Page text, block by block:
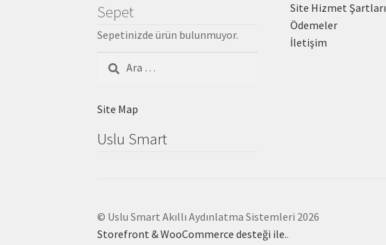
Sepet
Sepetinizde ürün bulunmuyor.
Site Map
Uslu Smart
Site Hizmet Şartları
Ödemeler
İletişim
© Uslu Smart Akıllı Aydınlatma Sistemleri 2026
Storefront & WooCommerce desteği ile..